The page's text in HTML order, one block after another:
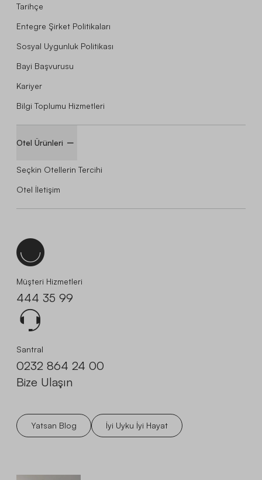
Tarihçe
Entegre Şirket Politikaları
Sosyal Uygunluk Politikası
Bayi Başvurusu
Kariyer
Bilgi Toplumu Hizmetleri
Otel Ürünleri
Seçkin Otellerin Tercihi
Otel İletişim
Müşteri Hizmetleri
444 35 99
Santral
0232 864 24 00
Bize Ulaşın
Yatsan Blog İyi Uyku İyi Hayat